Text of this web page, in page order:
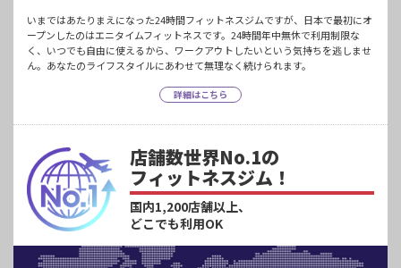
いまではあたりまえになった24時間フィットネスジムですが、日本で最初にオ
ープンしたのはエニタイムフィットネスです。24時間年中無休で利用制限な
く、いつでも自由に使えるから、ワークアウトしたいという気持ちを逃しませ
ん。あなたのライフスタイルにあわせて無理なく続けられます。
詳細はこちら
店舗数世界No.1の
フィットネスジム！
国内1,200店舗以上、
どこでも利用OK